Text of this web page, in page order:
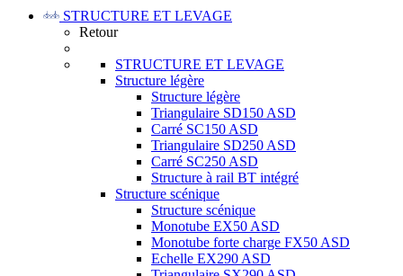
STRUCTURE ET LEVAGE
Retour
STRUCTURE ET LEVAGE
Structure légère
Structure légère
Triangulaire SD150 ASD
Carré SC150 ASD
Triangulaire SD250 ASD
Carré SC250 ASD
Structure à rail BT intégré
Structure scénique
Structure scénique
Monotube EX50 ASD
Monotube forte charge FX50 ASD
Echelle EX290 ASD